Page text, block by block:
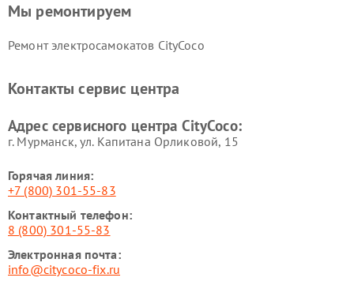
Мы ремонтируем
Ремонт электросамокатов CityCoco
Контакты сервис центра
Адрес сервисного центра CityCoco:
г. Мурманск, ул. Капитана Орликовой, 15
Горячая линия:
+7 (800) 301-55-83
Контактный телефон:
8 (800) 301-55-83
Электронная почта:
info@citycoco-fix.ru